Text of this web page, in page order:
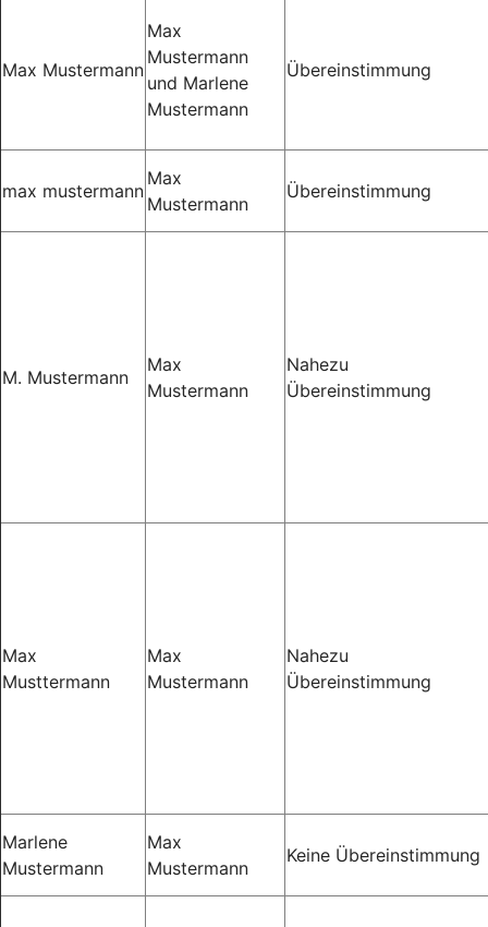
Max Mustermann
Max
Mustermann
und Marlene
Mustermann
Übereinstimmung
max mustermann
Max
Mustermann
Übereinstimmung
M. Mustermann
Max
Mustermann
Nahezu
Übereinstimmung
Max
Musttermann
Max
Mustermann
Nahezu
Übereinstimmung
Marlene
Mustermann
Max
Mustermann
Keine Übereinstimmung